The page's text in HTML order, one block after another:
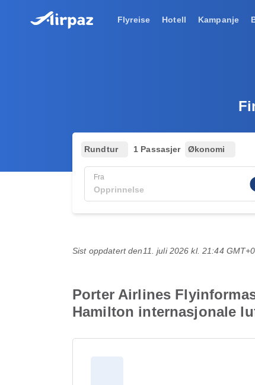
Flyreise Hotell Kampanje
Rundtur 1 Passasjer Økonomi
Fra
Sist oppdatert den 11. juli 2026 kl. 21:44 GMT+0
Porter Airlines
Hamilton internasjonale